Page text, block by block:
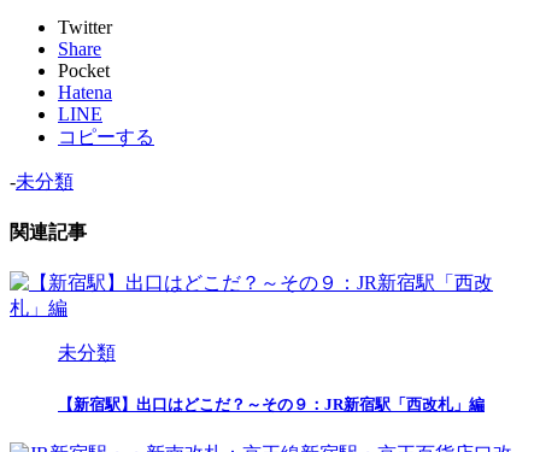
Twitter
Share
Pocket
Hatena
LINE
コピーする
-未分類
関連記事
未分類
【新宿駅】出口はどこだ？～その９：JR新宿駅「西改札」編